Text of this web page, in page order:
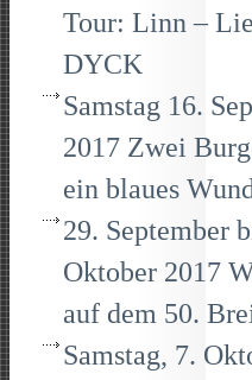
Tour: Linn –
DYCK
Samstag 16.
2017 Zwei
ein blaues
29. September
Oktober 2017
auf dem 50.
Samstag, 7.